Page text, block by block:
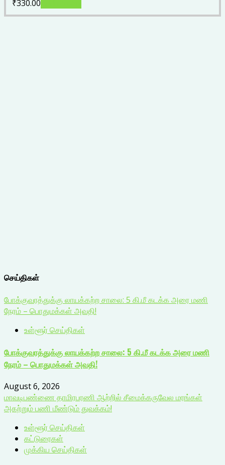
₹330.00
செய்திகள்
போக்குவரத்துக்கு லாயக்கற்ற சாலை: 5 கி.மீ கடக்க அரை மணி
நேரம் – பொதுமக்கள் அவதி!
உள்ளூர் செய்திகள்
போக்குவரத்துக்கு லாயக்கற்ற சாலை: 5 கி.மீ கடக்க அரை மணி
நேரம் – பொதுமக்கள் அவதி!
August 6, 2026
மாவடிபண்ணை தாமிரபரணி ஆற்றில் சீமைக்கருவேல மரங்கள்
அகற்றும் பணி மீண்டும் துவக்கம்!
உள்ளூர் செய்திகள்
கட்டுரைகள்
முக்கிய செய்திகள்